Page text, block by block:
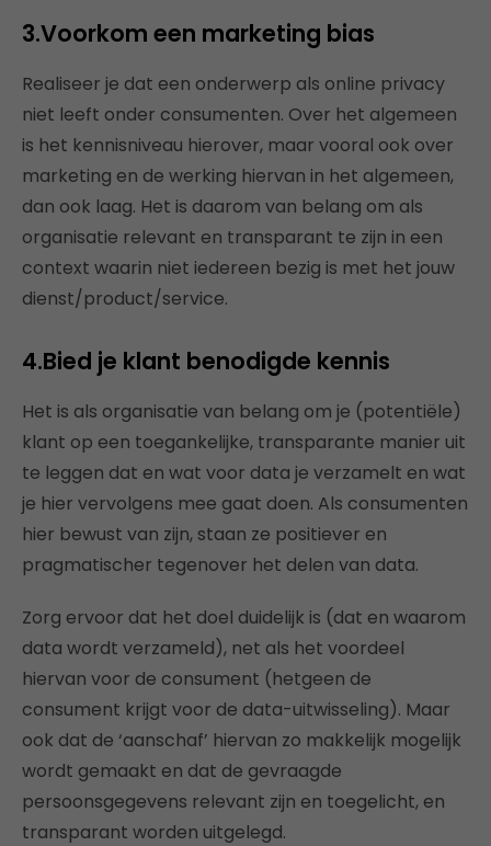
3.Voorkom een marketing bias
Realiseer je dat een onderwerp als online privacy
niet leeft onder consumenten. Over het algemeen
is het kennisniveau hierover, maar vooral ook over
marketing en de werking hiervan in het algemeen,
dan ook laag. Het is daarom van belang om als
organisatie relevant en transparant te zijn in een
context waarin niet iedereen bezig is met het jouw
dienst/product/service.
4.Bied je klant benodigde kennis
Het is als organisatie van belang om je (potentiële)
klant op een toegankelijke, transparante manier uit
te leggen dat en wat voor data je verzamelt en wat
je hier vervolgens mee gaat doen. Als consumenten
hier bewust van zijn, staan ze positiever en
pragmatischer tegenover het delen van data.
Zorg ervoor dat het doel duidelijk is (dat en waarom
data wordt verzameld), net als het voordeel
hiervan voor de consument (hetgeen de
consument krijgt voor de data-uitwisseling). Maar
ook dat de ‘aanschaf’ hiervan zo makkelijk mogelijk
wordt gemaakt en dat de gevraagde
persoonsgegevens relevant zijn en toegelicht, en
transparant worden uitgelegd.